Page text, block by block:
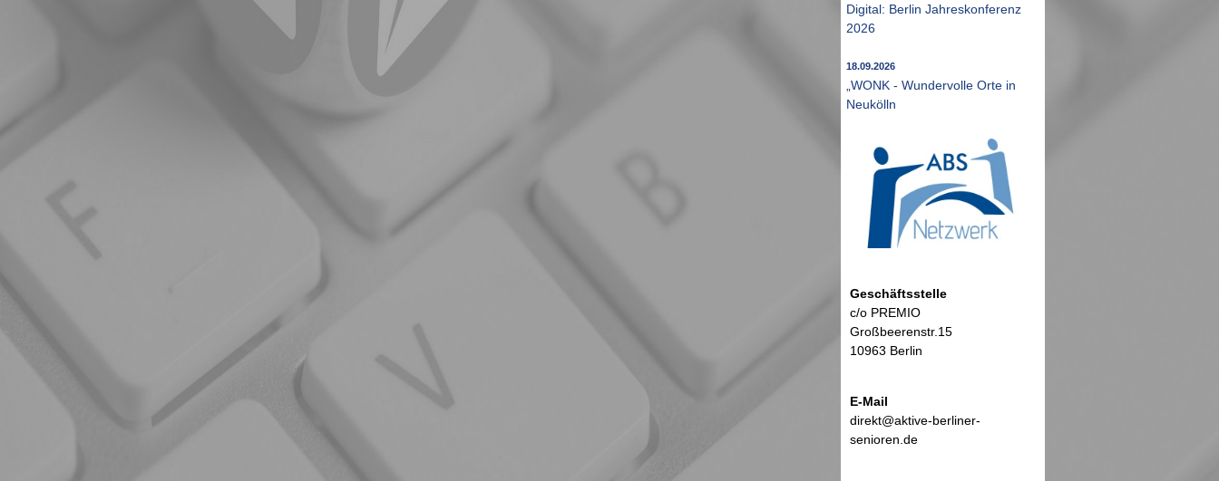
Digital: Berlin Jahreskonferenz
2026
18.09.2026
„WONK - Wundervolle Orte in
Neukölln
Geschäftsstelle
c/o PREMIO
Großbeerenstr.15
10963 Berlin
E-Mail
direkt@aktive-berliner-
senioren.de